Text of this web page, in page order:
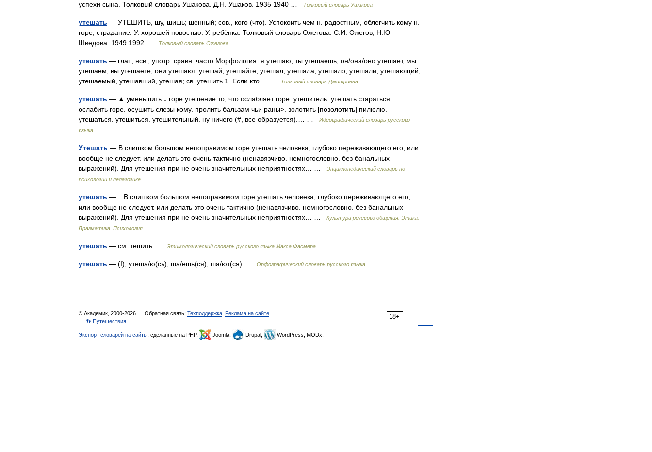
успехи сына. Толковый словарь Ушакова. Д.Н. Ушаков. 1935 1940 …
Толковый словарь Ушакова
утешать — УТЕШИТЬ, шу, шишь; шенный; сов., кого (что). Успокоить чем н. радостным, облегчить кому н.
горе, страдание. У. хорошей новостью. У. ребёнка. Толковый словарь Ожегова. С.И. Ожегов, Н.Ю.
Шведова. 1949 1992 …
Толковый словарь Ожегова
утешать — глаг., нсв., употр. сравн. часто Морфология: я утешаю, ты утешаешь, он/она/оно утешает, мы
утешаем, вы утешаете, они утешают, утешай, утешайте, утешал, утешала, утешало, утешали, утешающий,
утешаемый, утешавший, утешая; св. утешить 1. Если кто… …
Толковый словарь Дмитриева
утешать — ▲ уменьшить ↓ горе утешение то, что ослабляет горе. утешитель. утешать стараться
ослабить горе. осушить слезы кому. пролить бальзам чьи раны>. золотить [позолотить] пилюлю.
утешаться. утешиться. утешительный. ну ничего (#, все образуется).… …
Идеографический словарь русского
языка
Утешать — В слишком большом непоправимом горе утешать человека, глубоко переживающего его, или
вообще не следует, или делать это очень тактично (ненавязчиво, немногословно, без банальных
выражений). Для утешения при не очень значительных неприятностях… …
Энциклопедический словарь по
психологии и педагогике
утешать — В слишком большом непоправимом горе утешать человека, глубоко переживающего его,
или вообще не следует, или делать это очень тактично (ненавязчиво, немногословно, без банальных
выражений). Для утешения при не очень значительных неприятностях… …
Культура речевого общения: Этика.
Прагматика. Психология
утешать — см. тешить … Этимологический словарь русского языка Макса Фасмера
утешать — (I), утеша/ю(сь), ша/ешь(ся), ша/ют(ся) … Орфографический словарь русского языка
18+
© Академик, 2000-2026 Обратная связь: Техподдержка Реклама на сайте
👣 Путешествия
Экспорт словарей на сайты , сделанные на PHP, Joomla, Drupal, WordPress, MODx.